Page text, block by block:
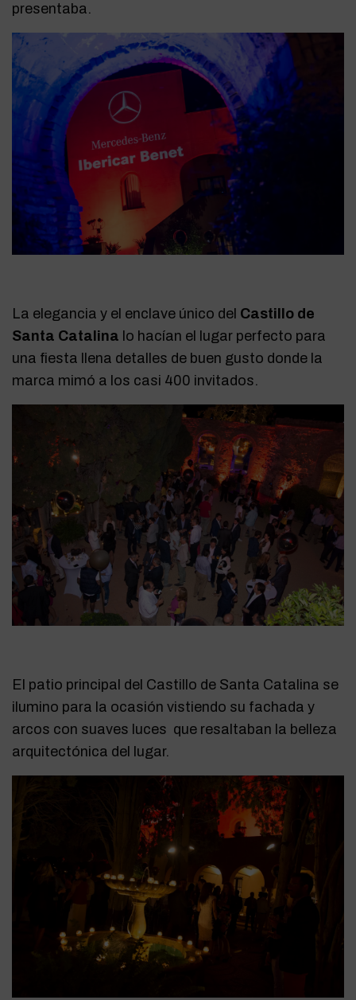
presentaba.
La elegancia y el enclave único del Castillo de
Santa Catalina lo hacían el lugar perfecto para
una fiesta llena detalles de buen gusto donde la
marca mimó a los casi 400 invitados.
El patio principal del Castillo de Santa Catalina se
ilumino para la ocasión vistiendo su fachada y
arcos con suaves luces que resaltaban la belleza
arquitectónica del lugar.